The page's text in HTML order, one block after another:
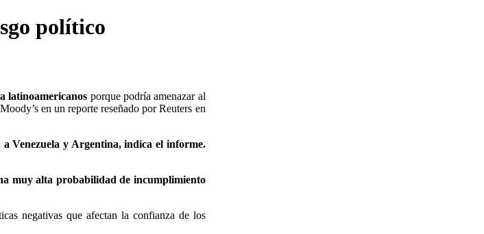
político
latinoamericanos porque podría amenazar al
en un reporte reseñado por Reuters en
a Venezuela y Argentina, indica el informe.
muy alta probabilidad de incumplimiento
negativas que afectan la confianza de los